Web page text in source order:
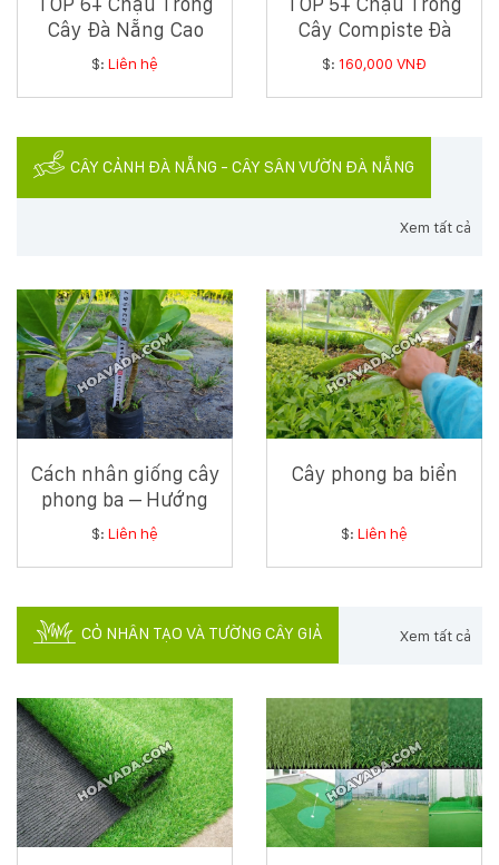
Cây Đà Nẵng Cao
Cấp, Dễ Vận Chuyển
$: Liên hệ
Cây Compiste Đà
Nẵng Bền Đẹp, Giá
$: 160,000 VNĐ
CÂY CẢNH ĐÀ NẴNG - CÂY SÂN VƯỜN ĐÀ NẴNG
Xem tất cả
Cách nhân giống cây
phong ba – Hướng
dẫn chi tiết từ
$: Liên hệ
Cây phong ba biển
$: Liên hệ
CỎ NHÂN TẠO VÀ TƯỜNG CÂY GIẢ Xem tất cả